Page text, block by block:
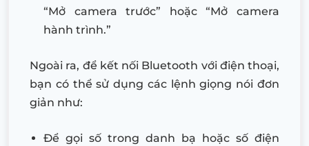
“Mở camera trước” hoặc “Mở camera
hành trình.”
Ngoài ra, để kết nối Bluetooth với điện thoại,
bạn có thể sử dụng các lệnh giọng nói đơn
giản như:
Để gọi số trong danh bạ hoặc số điện